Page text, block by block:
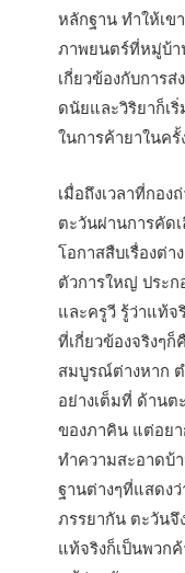
หลักฐาน ทำให้เข
ภาพยนตร์ที่หมู่บ้า
เกี่ยวข้องกับการ
ดนัยและวิริยาก็เ
ในการค้ายาในค
เมื่อถึงเวลาที่กอ
ตะวันผ่านการคัด
โอกาสสืบเรื่องต่
ตัวการใหญ่ ประ
และครูวี รู้ว่าแท้จ
ที่เกี่ยวข้องจริงๆ
สมบูรณ์ต่างหาก
อย่างเต็มที่ ด้าน
ของภาคิน แต่อย
ทำความสะอาดบ้
ฐานต่างๆที่แสดง
ภรรยากัน ตะวันจึ
แท้จริงก็เป็นพวก